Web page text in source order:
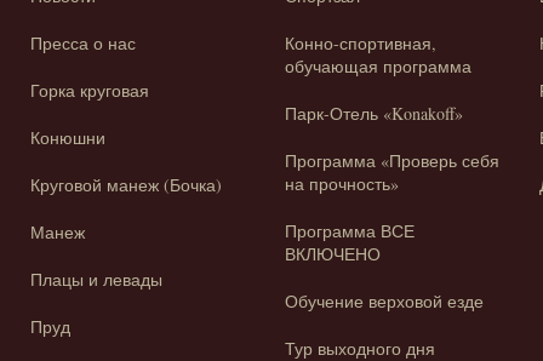
Пресса о нас
Горка круговая
Конюшни
Круговой манеж (Бочка)
Манеж
Плацы и левады
Пруд
Конно-спортивная,
обучающая программа
Парк-Отель «Konakoff»
Программа «Проверь себя
на прочность»
Программа ВСЕ
ВКЛЮЧЕНО
Обучение верховой езде
Тур выходного дня